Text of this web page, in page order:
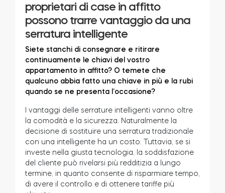
Accessori
Tedee Bridge
Cilindri
proprietari di case in affitto
possono trarre vantaggio da una
serratura intelligente
Siete stanchi di consegnare e ritirare
continuamente le chiavi del vostro
appartamento in affitto? O temete che
qualcuno abbia fatto una chiave in più e la rubi
quando se ne presenta l’occasione?
I vantaggi delle serrature intelligenti vanno oltre
la comodità e la sicurezza. Naturalmente la
decisione di sostituire una serratura tradizionale
con una intelligente ha un costo. Tuttavia, se si
investe nella giusta tecnologia, la soddisfazione
del cliente può rivelarsi più redditizia a lungo
termine, in quanto consente di risparmiare tempo,
di avere il controllo e di ottenere tariffe più